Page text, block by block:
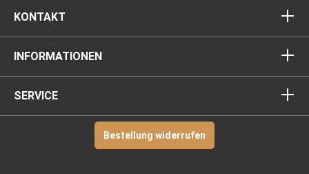
KONTAKT
INFORMATIONEN
SERVICE
Bestellung widerrufen